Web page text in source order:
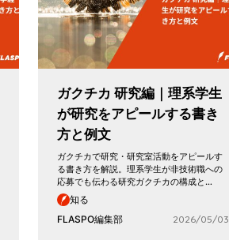
ガクチカ 研究編｜理系学生
が研究をアピールする書き
方と例文
ガクチカで研究・研究室活動をアピールす
る書き方を解説。理系学生が非技術職への
応募でも伝わる研究ガクチカの構成と…
知る
FLASPO編集部
2026/05/03